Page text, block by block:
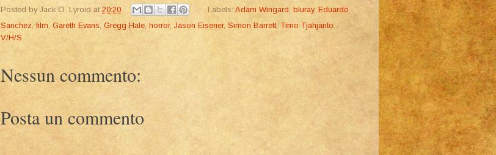
Posted byJack O. Lyroid at 20:20 Labels: Adam Wingard bluray, Eduardo
Sanchez,film, Gareth Evans, Gregg Hale, horror, Jason Eisener, Simon Barrett,Timo Tjahjanto,
V/H/S
Nessun commento:
Posta un commento